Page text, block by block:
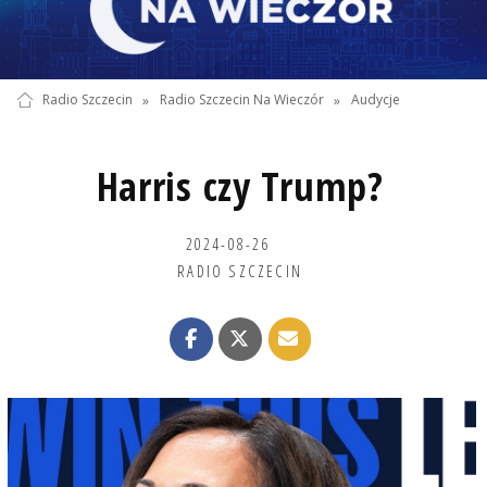
Radio Szczecin » Radio Szczecin Na Wieczór » Audycje
Harris czy Trump?
2024-08-26
RADIO SZCZECIN